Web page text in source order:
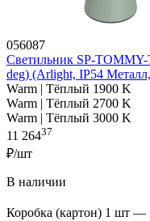
056087
Светильник SP-
deg) (Arlight, IP54
Warm | Тёплый 1900 K
Warm | Тёплый 2700 K
Warm | Тёплый 3000 K
11 26437
₽/шт
В наличии
Коробка (картон) 1 шт —